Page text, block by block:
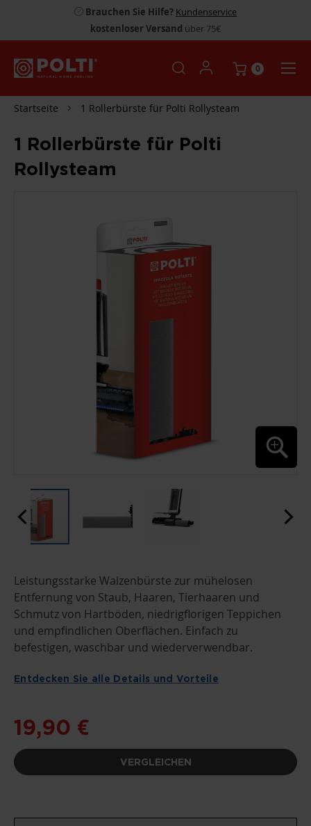
Brauchen Sie Hilfe? Kundenservice
kostenloser Versand über 75€
0
Startseite 1 Rollerbürste für Polti Rollysteam
1 Rollerbürste für Polti
Rollysteam
ANFANG
DER
BILDGALERIE
SPRINGEN
Leistungsstarke Walzenbürste zur mühelosen
Entfernung von Staub, Haaren, Tierhaaren und
Schmutz von Hartböden, niedrigflorigen Teppichen
und empfindlichen Oberflächen. Einfach zu
befestigen, waschbar und wiederverwendbar.
Entdecken Sie alle Details und Vorteile
19,90 €
VERGLEICHEN